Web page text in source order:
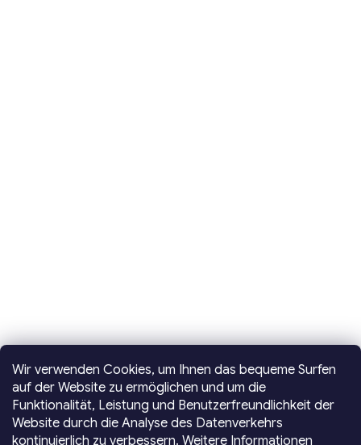
Wir verwenden Cookies, um Ihnen das bequeme Surfen
auf der Website zu ermöglichen und um die
Funktionalität, Leistung und Benutzerfreundlichkeit der
Website durch die Analyse des Datenverkehrs
kontinuierlich zu verbessern. Weitere Informationen